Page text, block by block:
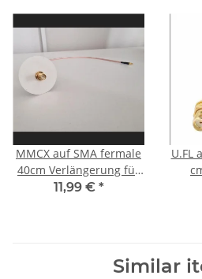
MMCX auf SMA fermale
40cm Verlängerung für
DJI Airunit
11,99 € *
U.FL auf SMA
Similar